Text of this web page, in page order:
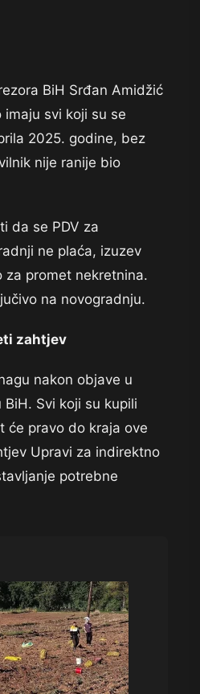
BiH Srđan Amidžić
svi koji su se
2025. godine, bez
nije ranije bio
da se PDV za
ne plaća, izuzev
za promet nekretnina.
na novogradnju.
zahtjev
nakon objave u
Svi koji su kupili
će pravo do kraja ove
Upravi za indirektno
potrebne